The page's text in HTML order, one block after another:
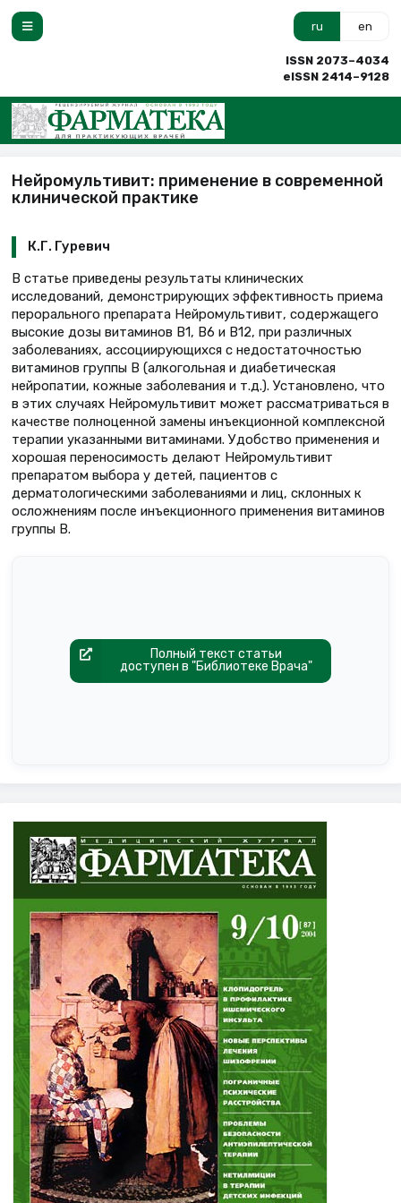
ru en
ISSN 2073–4034
eISSN 2414–9128
Нейромультивит: применение в современной
клинической практике
К.Г. Гуревич
В статье приведены результаты клинических
исследований, демонстрирующих эффективность приема
перорального препарата Нейромультивит, содержащего
высокие дозы витаминов В1, В6 и В12, при различных
заболеваниях, ассоциирующихся с недостаточностью
витаминов группы В (алкогольная и диабетическая
нейропатии, кожные заболевания и т.д.). Установлено, что
в этих случаях Нейромультивит может рассматриваться в
качестве полноценной замены инъекционной комплексной
терапии указанными витаминами. Удобство применения и
хорошая переносимость делают Нейромультивит
препаратом выбора у детей, пациентов с
дерматологическими заболеваниями и лиц, склонных к
осложнениям после инъекционного применения витаминов
группы В.
Полный текст статьи
доступен в "Библиотеке Врача"